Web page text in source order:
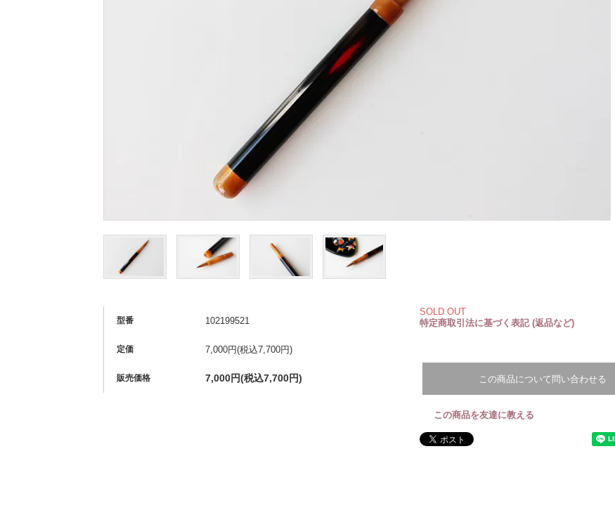
型番 102199521
定価 7,000円(税込7,700円)
販売価格 7,000円(税込7,700円)
SOLD OUT
特定商取引法に基づく表記 (返品など)
この商品について問い合わせる
この商品を友達に教える